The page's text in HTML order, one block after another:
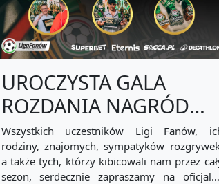
UROCZYSTA GALA
ROZDANIA NAGRÓD
2026!
Wszystkich uczestników Ligi Fanów,
rodziny, znajomych, sympatyków
a także tych, którzy kibicowali nam przez
sezon, serdecznie zapraszamy na oficjalne